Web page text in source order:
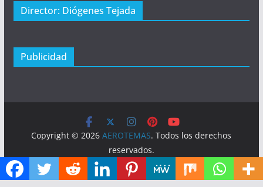
Director: Diógenes Tejada
Publicidad
Copyright © 2026AEROTEMAS. Todos los derechos
reservados.
Tema:ColorMag por ThemeGrill. Funciona con WordPress.